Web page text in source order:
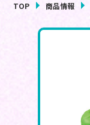
TOP 商品情報